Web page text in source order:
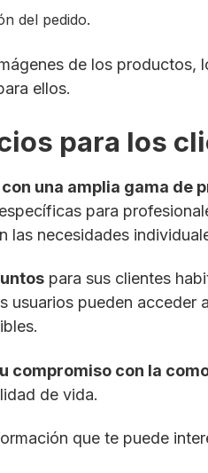
del pedido.
de los
ellos.
para los
una amplia gama de
para
las necesidades
para sus clientes
usuarios pueden
compromiso con la
de vida.
que te puede